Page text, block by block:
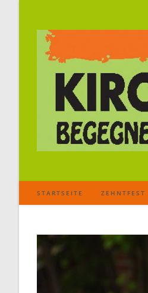
STARTSEITE ZEHNTFEST